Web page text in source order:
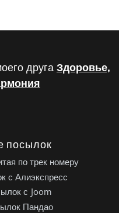
друга Здоровье,
посылок
по трек номеру
с Алиэкспресс
с Joom
Пандао